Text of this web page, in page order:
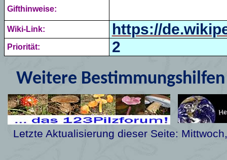
Gifthinweise:
Wiki-Link: https://
Priorität: 2
Weitere
Letzte Aktualisierung dieser Seite: